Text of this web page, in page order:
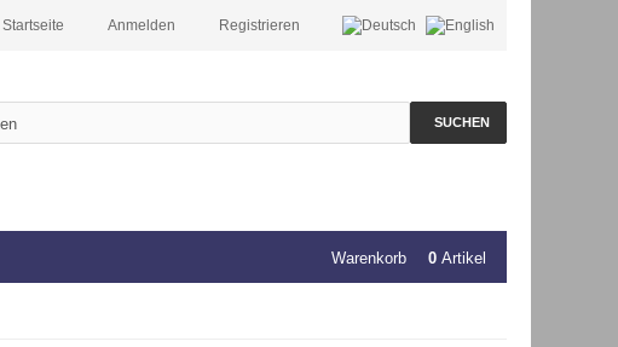
Registrieren
Anmelden
Startseite
SUCHEN
Warenkorb 0 Artikel